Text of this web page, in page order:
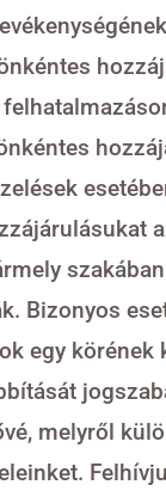
szakában
Bizonyos
egy körének
melyről